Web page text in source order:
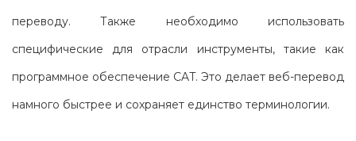
переводу. Также необходимо использовать
специфические для отрасли инструменты, такие как
программное обеспечение CAT. Это делает веб-перевод
намного быстрее и сохраняет единство терминологии.